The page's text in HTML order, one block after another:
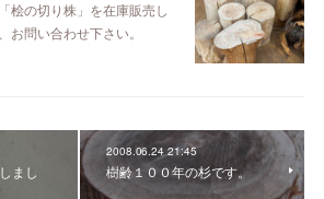
桧の切り株」を在庫販売し
お問い合わせ下さい。
まし
2008.06.24 21:45
樹齢１００年の杉です。